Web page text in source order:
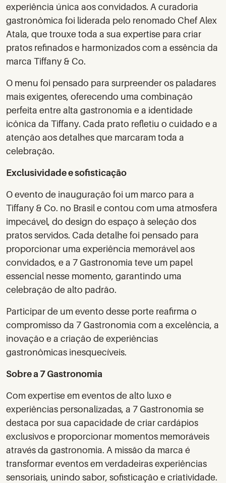
experiência única aos convidados. A curadoria
gastronômica foi liderada pelo renomado Chef Alex
Atala, que trouxe toda a sua expertise para criar
pratos refinados e harmonizados com a essência da
marca Tiffany & Co.
O menu foi pensado para surpreender os paladares
mais exigentes, oferecendo uma combinação
perfeita entre alta gastronomia e a identidade
icônica da Tiffany. Cada prato refletiu o cuidado e a
atenção aos detalhes que marcaram toda a
celebração.
Exclusividade e sofisticação
O evento de inauguração foi um marco para a
Tiffany & Co. no Brasil e contou com uma atmosfera
impecável, do design do espaço à seleção dos
pratos servidos. Cada detalhe foi pensado para
proporcionar uma experiência memorável aos
convidados, e a 7 Gastronomia teve um papel
essencial nesse momento, garantindo uma
celebração de alto padrão.
Participar de um evento desse porte reafirma o
compromisso da 7 Gastronomia com a excelência, a
inovação e a criação de experiências
gastronômicas inesquecíveis.
Sobre a 7 Gastronomia
Com expertise em eventos de alto luxo e
experiências personalizadas, a 7 Gastronomia se
destaca por sua capacidade de criar cardápios
exclusivos e proporcionar momentos memoráveis
através da gastronomia. A missão da marca é
transformar eventos em verdadeiras experiências
sensoriais, unindo sabor, sofisticação e criatividade.